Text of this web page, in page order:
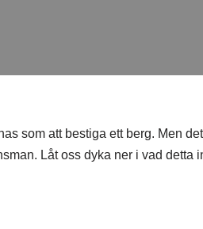
som att bestiga ett berg. Men
Låt oss dyka ner i vad detta